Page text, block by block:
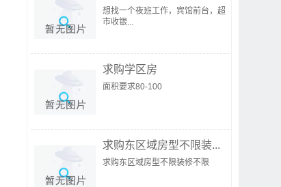
想找一个夜班工作，宾馆前台，超
市收银...
求购学区房
面积要求80-100
求购东区域房型不限装...
求购东区域房型不限装修不限